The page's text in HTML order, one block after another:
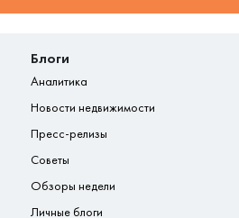
Блоги
Аналитика
Новости недвижимости
Пресс-релизы
Советы
Обзоры недели
Личные блоги